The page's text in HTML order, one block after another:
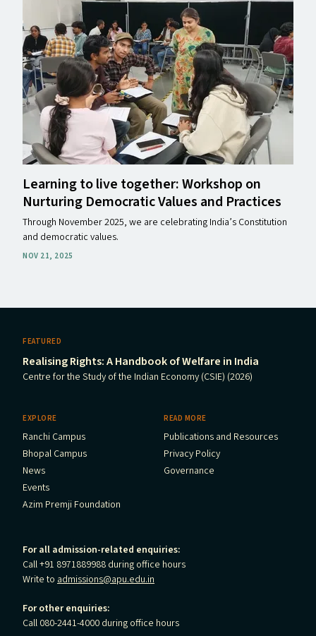
Learning to live together: Workshop on
Nurturing Democratic Values and Practices
Through November 2025, we are celebrating India’s Constitution
and democratic values.
NOV 21, 2025
FEATURED
Realising Rights: A Handbook of Welfare in India
Centre for the Study of the Indian Economy (CSIE) (2026)
EXPLORE
Ranchi Campus
Bhopal Campus
News
Events
Azim Premji Foundation
READ MORE
Publications and Resources
Privacy Policy
Governance
For all admission-related enquiries:
Call +91 8971889988 during office hours
Write to admissions@apu.edu.in
For other enquiries:
Call 080-2441-4000 during office hours